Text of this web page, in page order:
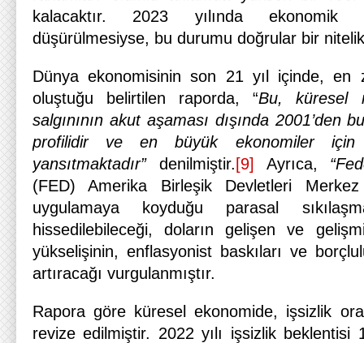
kalacaktır. 2023 yılında ekonomik
düşürülmesiyse, bu durumu doğrular bir
Dünya ekonomisinin son 21 yıl içinde, en
oluştuğu belirtilen raporda, “Bu, küresel
salgınının akut aşaması dışında 2001’den
profilidir ve en büyük ekonomiler için
yansıtmaktadır”denilmiştir. [9] Ayrıca,
(FED) Amerika Birleşik Devletleri Merkez
uygulamaya koyduğu parasal
hissedilebileceği, doların gelişen ve
yükselişinin, enflasyonist baskıları ve
artıracağı vurgulanmıştır.
Rapora göre küresel ekonomide, işsizlik
revize edilmiştir. 2022 yılı işsizlik beklentisi